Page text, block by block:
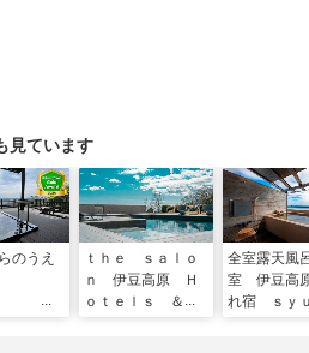
見ています
のうえ
ｔｈｅ ｓａｌｏ
ｎ 伊豆高原 Ｈ
ｏｔｅｌｓ ＆
全室露天風
室 伊豆高
れ宿 ｓｙ